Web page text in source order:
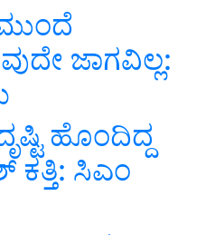
ಜಾಗವಿಲ್ಲ:
ಹೊಂದಿದ್ದ
ಸಿಎಂ